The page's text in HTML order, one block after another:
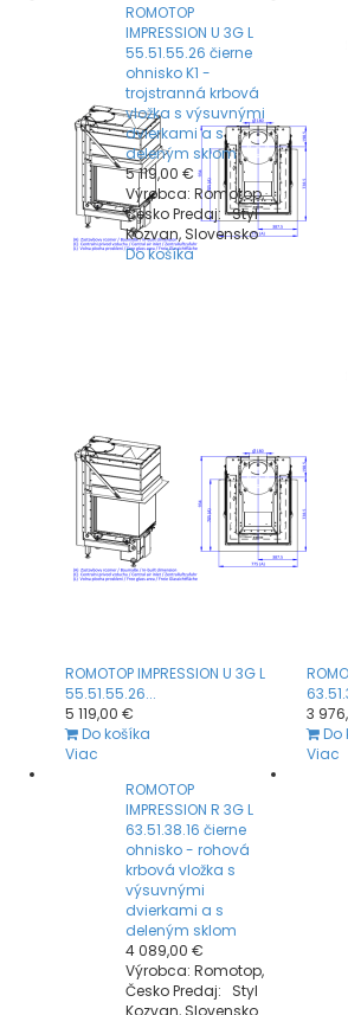
ROMOTOP
IMPRESSION U 3G L
55.51.55.26 čierne
ohnisko K1 -
trojstranná krbová
vložka s výsuvnými
dvierkami a s
deleným sklom
5 119,00 €
Výrobca: Romotop,
Česko Predaj: Styl
Kozvan, Slovensko
Do košíka
ROMOTOP IMPRESSION U 3G L
55.51.55.26...
5 119,00 €
Do košíka
Viac
3
Do
Viac
ROMOTOP
IMPRESSION R 3G L
63.51.38.16 čierne
ohnisko - rohová
krbová vložka s
výsuvnými
dvierkami a s
deleným sklom
4 089,00 €
Výrobca: Romotop,
Česko Predaj: Styl
Kozvan, Slovensko